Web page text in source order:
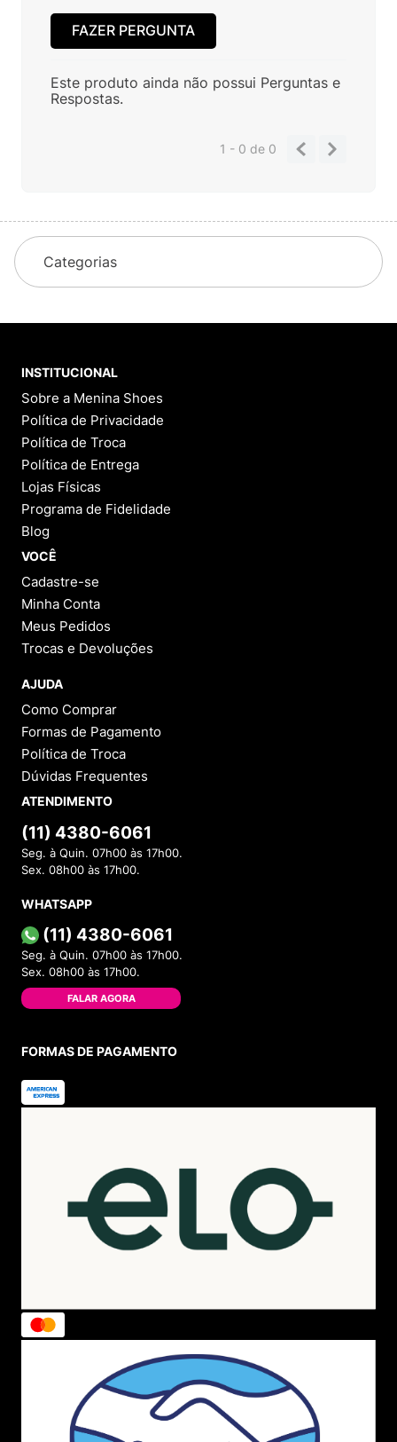
FAZER PERGUNTA
Este produto ainda não possui Perguntas e
Respostas.
1 - 0de 0
Categorias
INSTITUCIONAL
Sobre a Menina Shoes
Política de Privacidade
Política de Troca
Política de Entrega
Lojas Físicas
Programa de Fidelidade
Blog
VOCÊ
Cadastre-se
Minha Conta
Meus Pedidos
Trocas e Devoluções
AJUDA
Como Comprar
Formas de Pagamento
Política de Troca
Dúvidas Frequentes
ATENDIMENTO
(11) 4380-6061
Seg. à Quin. 07h00 às 17h00.
Sex. 08h00 às 17h00.
WHATSAPP
(11) 4380-6061
Seg. à Quin. 07h00 às 17h00.
Sex. 08h00 às 17h00.
FALAR AGORA
FORMAS DE PAGAMENTO